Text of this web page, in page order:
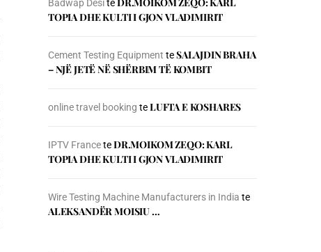
Badwap Desite
TOPIA DHE KULTI I GJON VLADIMIRIT
Cement Testing Equipment teSALAJDIN BRAHA
– NJЁ JETЁ NЁ SHЁRBIM TЁ KOMBIT
online travel booking teLUFTA E KOSHARES
IPTV FranceteDR.MOIKOM ZEQO: KARL
TOPIA DHE KULTI I GJON VLADIMIRIT
Wire Testing Machine Manufacturers in India te
ALEKSANDËR MOISIU …